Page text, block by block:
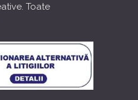
Toate